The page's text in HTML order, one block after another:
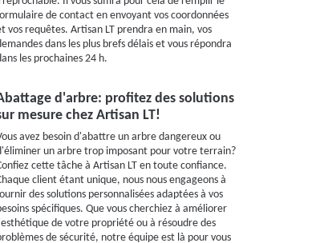
de contact en envoyant vos coordonnées
vos requêtes. Artisan LT prendra en main, vos
dans les plus brefs délais et vous répondra
les prochaines 24 h.
d'arbre: profitez des solutions
mesure chez Artisan LT!
avez besoin d'abattre un arbre dangereux ou
un arbre trop imposant pour votre terrain?
cette tâche à Artisan LT en toute confiance.
client étant unique, nous nous engageons à
des solutions personnalisées adaptées à vos
spécifiques. Que vous cherchiez à améliorer
de votre propriété ou à résoudre des
de sécurité, notre équipe est là pour vous